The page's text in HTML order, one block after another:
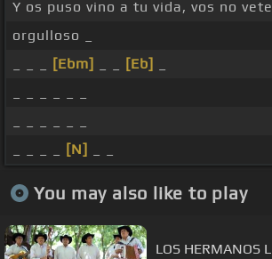
Y os puso vino a tu vida, vos no
orgulloso _
[Ebm] [Eb]
[N]
You may also like to play
LOS HERMANOS